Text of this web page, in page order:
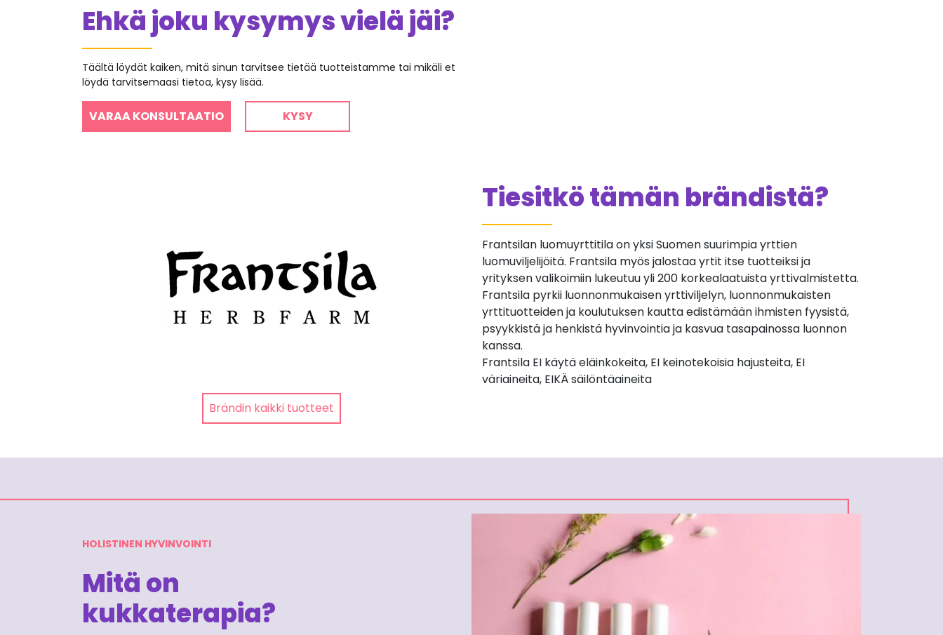
Ehkä joku kysymys vielä jäi?
Täältä löydät kaiken, mitä sinun tarvitsee tietää tuotteistamme tai mikäli et
löydä tarvitsemaasi tietoa, kysy lisää.
VARAA KONSULTAATIO KYSY
Brändin kaikki tuotteet
Tiesitkö tämän brändistä?
Frantsilan luomuyrttitila on yksi Suomen suurimpia yrttien
luomuviljelijöitä. Frantsila myös jalostaa yrtit itse tuotteiksi ja
yrityksen valikoimiin lukeutuu yli 200 korkealaatuista yrttivalmistetta.
Frantsila pyrkii luonnonmukaisen yrttiviljelyn, luonnonmukaisten
yrttituotteiden ja koulutuksen kautta edistämään ihmisten fyysistä,
psyykkistä ja henkistä hyvinvointia ja kasvua tasapainossa luonnon
kanssa.
Frantsila EI käytä eläinkokeita, EI keinotekoisia hajusteita, EI
väriaineita, EIKÄ säilöntäaineita
HOLISTINEN HYVINVOINTI
Mitä on
kukkaterapia?